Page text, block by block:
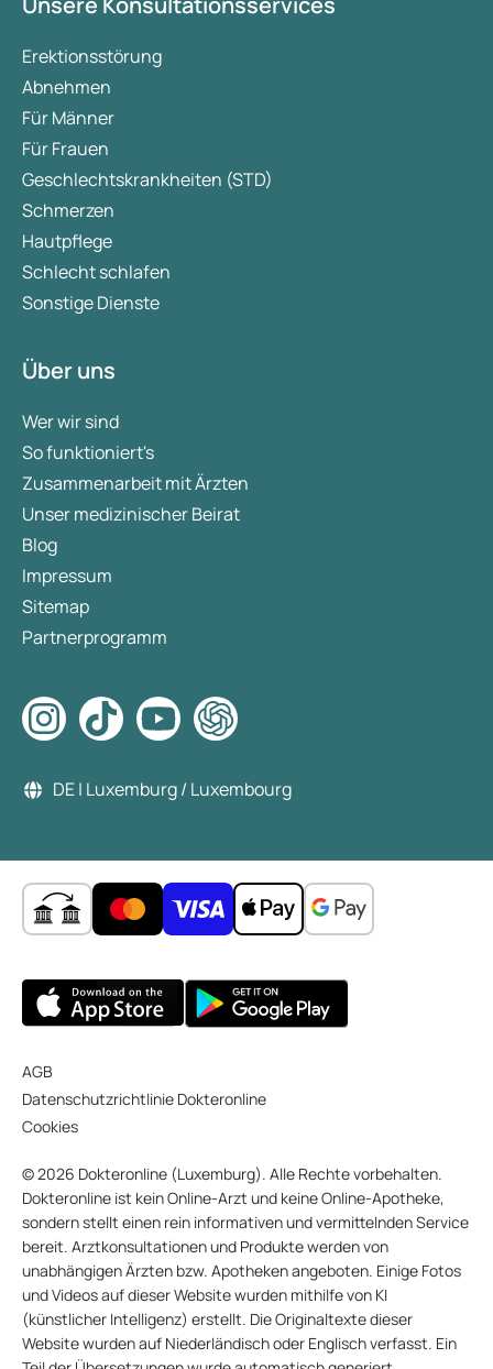
Erektionsstörung
Abnehmen
Für Männer
Für Frauen
Geschlechtskrankheiten (STD)
Schmerzen
Hautpflege
Schlecht schlafen
Sonstige Dienste
Über uns
Wer wir sind
So funktioniert's
Zusammenarbeit mit Ärzten
Unser medizinischer Beirat
Blog
Impressum
Sitemap
Partnerprogramm
DE | Luxemburg / Luxembourg
AGB
Datenschutzrichtlinie Dokteronline
Cookies
© 2026 Dokteronline (Luxemburg). Alle Rechte vorbehalten.
Dokteronline ist kein Online-Arzt und keine Online-Apotheke,
sondern stellt einen rein informativen und vermittelnden Service
bereit. Arztkonsultationen und Produkte werden von
unabhängigen Ärzten bzw. Apotheken angeboten. Einige Fotos
und Videos auf dieser Website wurden mithilfe von KI
(künstlicher Intelligenz) erstellt. Die Originaltexte dieser
Website wurden auf Niederländisch oder Englisch verfasst. Ein